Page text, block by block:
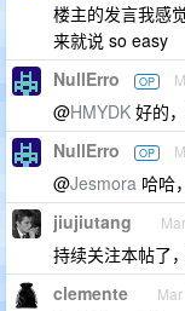
楼主的发言我感
来就说 so easy
NullErro OP
@HMYDK 好的
NullErro OP
@Jesmora 哈哈
jiujiutang
持续关注本帖了
clemente